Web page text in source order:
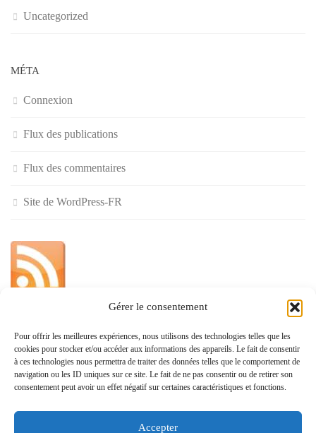
Gérer le consentement
Pour offrir les meilleures expériences, nous utilisons des technologies telles que les
cookies pour stocker et/ou accéder aux informations des appareils. Le fait de consentir
à ces technologies nous permettra de traiter des données telles que le comportement de
navigation ou les ID uniques sur ce site. Le fait de ne pas consentir ou de retirer son
consentement peut avoir un effet négatif sur certaines caractéristiques et fonctions.
Accepter
Uncategorized
MÉTA
Connexion
Flux des publications
Flux des commentaires
Site de WordPress-FR
»
Politique de confidentialité